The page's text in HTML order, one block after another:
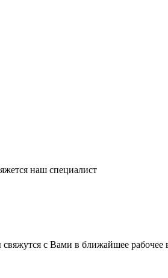
наш специалист
с Вами в ближайшее рабочее